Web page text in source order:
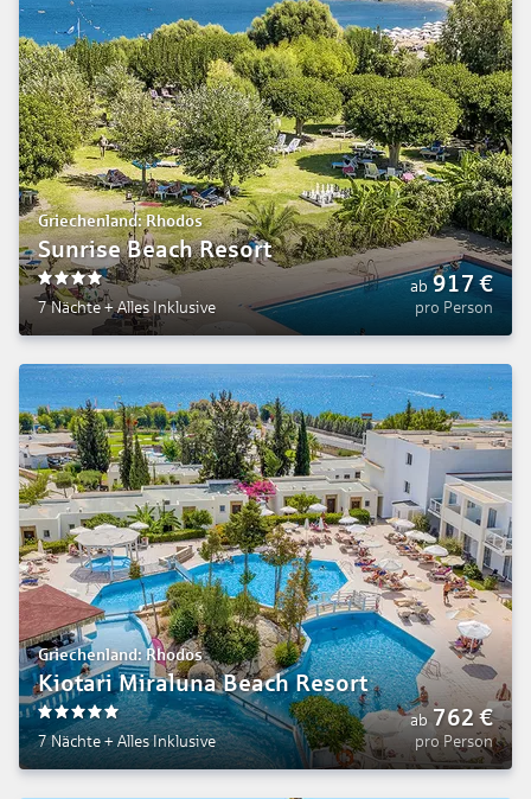
Griechenland: Rhodos
Sunrise Beach Resort
4
7 Nächte+Alles Inklusive
ab 917€
pro Person
Griechenland: Rhodos
Kiotari Miraluna Beach Resort
5
7 Nächte+Alles Inklusive
ab 762€
pro Person